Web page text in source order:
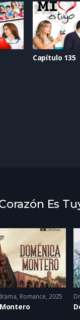
Capítulo 135
Es
, Romance 2025